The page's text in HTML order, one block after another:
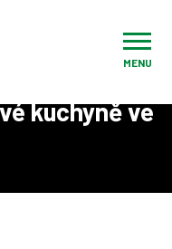
MENU
Stříteži u Poličky
kuchyně ve